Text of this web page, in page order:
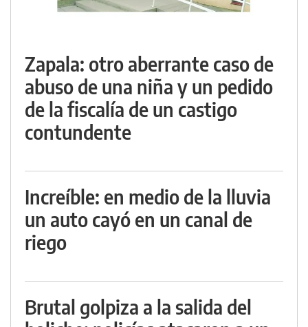
Zapala: otro aberrante caso de
abuso de una niña y un pedido
de la fiscalía de un castigo
contundente
Increíble: en medio de la lluvia
un auto cayó en un canal de
riego
Brutal golpiza a la salida del